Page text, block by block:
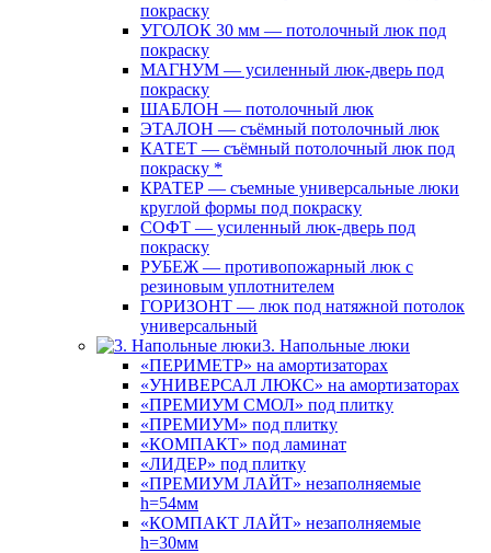
покраску
УГОЛОК 30 мм — потолочный люк под
покраску
МАГНУМ — усиленный люк-дверь под
покраску
ШАБЛОН — потолочный люк
ЭТАЛОН — съёмный потолочный люк
КАТЕТ — съёмный потолочный люк под
покраску *
КРАТЕР — съемные универсальные люки
круглой формы под покраску
СОФТ — усиленный люк-дверь под
покраску
РУБЕЖ — противопожарный люк с
резиновым уплотнителем
ГОРИЗОНТ — люк под натяжной потолок
универсальный
3. Напольные люки
«ПЕРИМЕТР» на амортизаторах
«УНИВЕРСАЛ ЛЮКС» на амортизаторах
«ПРЕМИУМ СМОЛ» под плитку
«ПРЕМИУМ» под плитку
«КОМПАКТ» под ламинат
«ЛИДЕР» под плитку
«ПРЕМИУМ ЛАЙТ» незаполняемые
h=54мм
«КОМПАКТ ЛАЙТ» незаполняемые
h=30мм